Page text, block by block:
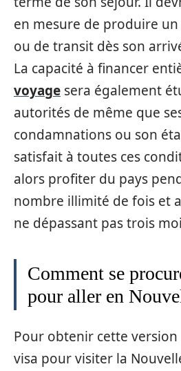
en mesure de produire
ou de transit dès son
La capacité à financer
voyage sera également
autorités de même que
condamnations ou son
satisfait à toutes ces
alors profiter du pays
nombre illimité de fois et
ne dépassant pas trois
Comment se
pour aller en
Pour obtenir cette version
visa pour visiter la